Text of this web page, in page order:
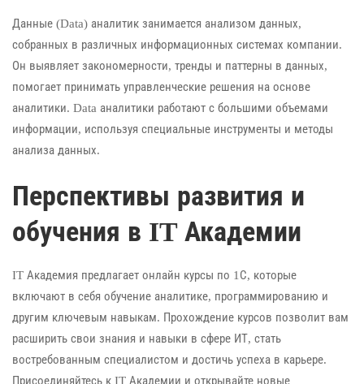
Данные (Data) аналитик занимается анализом данных,
собранных в различных информационных системах компании.
Он выявляет закономерности, тренды и паттерны в данных,
помогает принимать управленческие решения на основе
аналитики. Data аналитики работают с большими объемами
информации, используя специальные инструменты и методы
анализа данных.
Перспективы развития и
обучения в IT Академии
IT Академия предлагает онлайн курсы по 1С, которые
включают в себя обучение аналитике, программированию и
другим ключевым навыкам. Прохождение курсов позволит вам
расширить свои знания и навыки в сфере ИТ, стать
востребованным специалистом и достичь успеха в карьере.
Присоединяйтесь к IT Академии и открывайте новые